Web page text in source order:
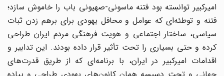
امیرکبیر توانسته بود فتنه ماسونی-صهیونی باب را خاموش سازد؛
فتنه و توطئه‌ای که عوامل و محافل یهودی برای برهم زدن ثبات
سیاسی، ساختار اجتماعی و هویت فرهنگی مردم ایران طراحی
کرده و حتی بسیاری را تحت تأثیر قرار داده بودند. این تدابیر و
اقدامات امیرکبیر در ایران، با برنامه‌ای که از طریق قدرت‌های